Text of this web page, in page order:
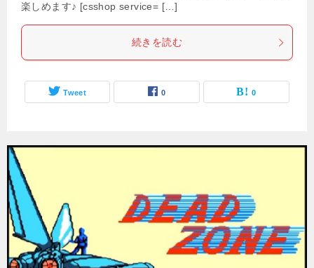
楽しめます♪ [csshop service= […]
続きを読む
Tweet 0 0